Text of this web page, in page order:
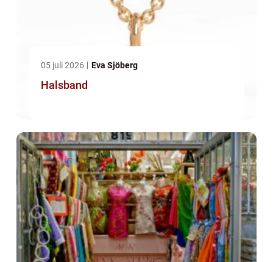
05 juli 2026 Eva Sjöberg
Halsband